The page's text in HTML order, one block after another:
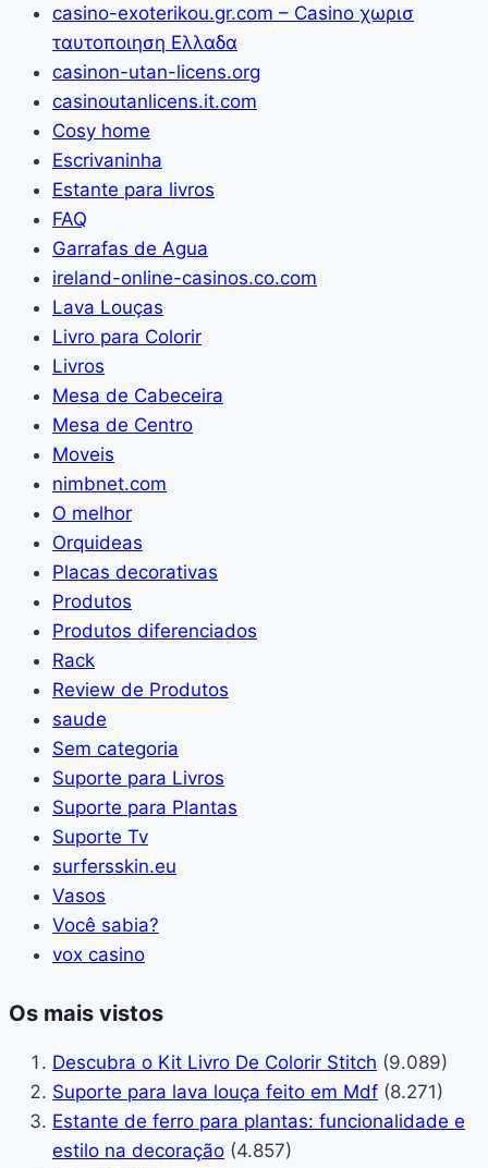
casino-exoterikou.gr.com – Casino χωρισ
ταυτοποιηση Ελλαδα
casinon-utan-licens.org
casinoutanlicens.it.com
Cosy home
Escrivaninha
Estante para livros
FAQ
Garrafas de Agua
ireland-online-casinos.co.com
Lava Louças
Livro para Colorir
Livros
Mesa de Cabeceira
Mesa de Centro
Moveis
nimbnet.com
O melhor
Orquideas
Placas decorativas
Produtos
Produtos diferenciados
Rack
Review de Produtos
saude
Sem categoria
Suporte para Livros
Suporte para Plantas
Suporte Tv
surfersskin.eu
Vasos
Você sabia?
vox casino
Os mais vistos
Descubra o Kit Livro De Colorir Stitch (9.089)
Suporte para lava louça feito em Mdf (8.271)
Estante de ferro para plantas: funcionalidade e
estilo na decoração (4.857)